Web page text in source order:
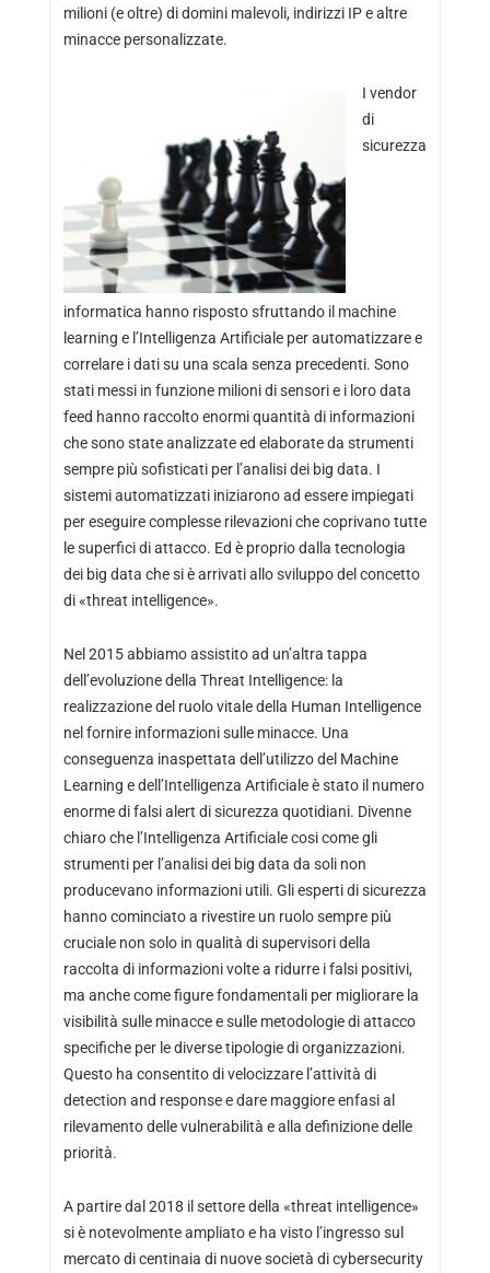
milioni (e oltre) di domini malevoli, indirizzi IP e altre
minacce personalizzate.
I vendor
di
sicurezza
informatica hanno risposto sfruttando il machine
learning e l’Intelligenza Artificiale per automatizzare e
correlare i dati su una scala senza precedenti. Sono
stati messi in funzione milioni di sensori e i loro data
feed hanno raccolto enormi quantità di informazioni
che sono state analizzate ed elaborate da strumenti
sempre più sofisticati per l’analisi dei big data. I
sistemi automatizzati iniziarono ad essere impiegati
per eseguire complesse rilevazioni che coprivano tutte
le superfici di attacco. Ed è proprio dalla tecnologia
dei big data che si è arrivati allo sviluppo del concetto
di «threat intelligence».
Nel 2015 abbiamo assistito ad un’altra tappa
dell’evoluzione della Threat Intelligence: la
realizzazione del ruolo vitale della Human Intelligence
nel fornire informazioni sulle minacce. Una
conseguenza inaspettata dell’utilizzo del Machine
Learning e dell’Intelligenza Artificiale è stato il numero
enorme di falsi alert di sicurezza quotidiani. Divenne
chiaro che l’Intelligenza Artificiale cosi come gli
strumenti per l’analisi dei big data da soli non
producevano informazioni utili. Gli esperti di sicurezza
hanno cominciato a rivestire un ruolo sempre più
cruciale non solo in qualità di supervisori della
raccolta di informazioni volte a ridurre i falsi positivi,
ma anche come figure fondamentali per migliorare la
visibilità sulle minacce e sulle metodologie di attacco
specifiche per le diverse tipologie di organizzazioni.
Questo ha consentito di velocizzare l’attività di
detection and response e dare maggiore enfasi al
rilevamento delle vulnerabilità e alla definizione delle
priorità.
A partire dal 2018 il settore della «threat intelligence»
si è notevolmente ampliato e ha visto l’ingresso sul
mercato di centinaia di nuove società di cybersecurity